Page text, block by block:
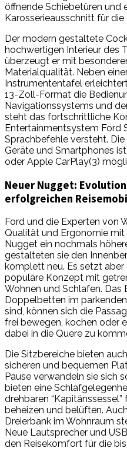
öffnende Schiebetüren und
Karosserieausschnitt für die
Der modern gestaltete
hochwertigen Interieur des
überzeugt er mit
Materialqualität. Neben
Instrumententafel
13-Zoll-Format die
Navigationssystems und
steht das fortschrittliche
Entertainmentsystem Ford
Sprachbefehle versteht.
Geräte und Smartphones
oder Apple CarPlay(3)
Neuer Nugget:
erfolgreichen
Ford und die Experten von
Qualität und Ergonomie
Nugget ein nochmals
gestalteten sie den
komplett neu. Es setzt
populäre Konzept mit
Wohnen und Schlafen. Das
Doppelbetten im
sind, können sich die
frei bewegen, kochen oder
dabei in die Quere zu
Die Sitzbereiche bieten
sicheren und bequemen
Pause verwandeln sie sich
bieten eine
drehbaren
beheizen und belüften.
Dreierbank im Wohnraum
Neue Lautsprecher und
den Reisekomfort für die